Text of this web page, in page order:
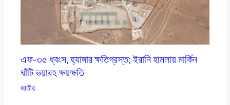
এফ-৩৫ ধ্বংস, হ্যাঙ্গার ক্ষতিগ্রস্ত; ইরানি হামলায় মার্কিন
ঘাঁটি ভয়াবহ ক্ষয়ক্ষতি
জাতীয়